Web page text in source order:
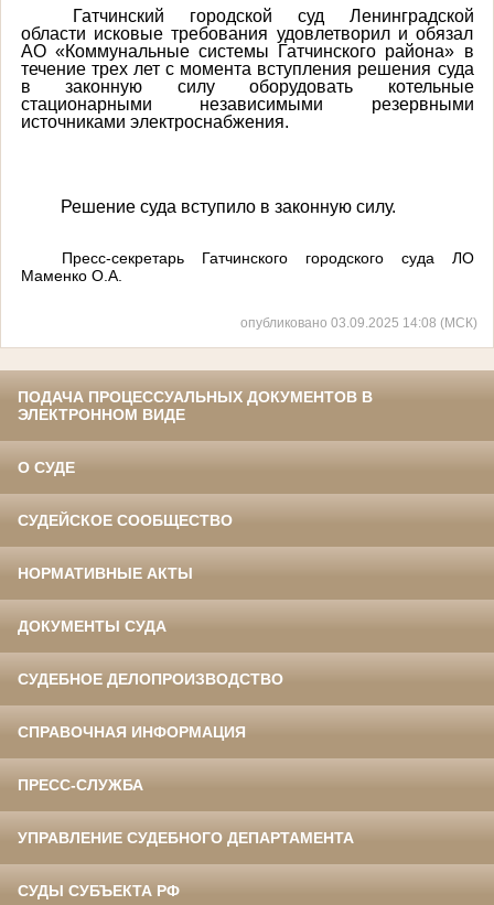
Гатчинский городской суд Ленинградской
области исковые требования удовлетворил и обязал
АО «Коммунальные системы Гатчинского района» в
течение трех лет с момента вступления решения суда
в законную силу оборудовать котельные
стационарными независимыми резервными
источниками электроснабжения.
Решение суда вступило в законную силу.
Пресс-секретарь Гатчинского городского суда ЛО
Маменко О.А.
опубликовано 03.09.2025 14:08 (МСК)
ПОДАЧА ПРОЦЕССУАЛЬНЫХ ДОКУМЕНТОВ В
ЭЛЕКТРОННОМ ВИДЕ
О СУДЕ
СУДЕЙСКОЕ СООБЩЕСТВО
НОРМАТИВНЫЕ АКТЫ
ДОКУМЕНТЫ СУДА
СУДЕБНОЕ ДЕЛОПРОИЗВОДСТВО
СПРАВОЧНАЯ ИНФОРМАЦИЯ
ПРЕСС-СЛУЖБА
УПРАВЛЕНИЕ СУДЕБНОГО ДЕПАРТАМЕНТА
СУДЫ СУБЪЕКТА РФ